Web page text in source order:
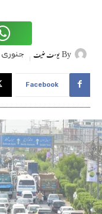
Byیوسف حنیف جنوری 15, 2020
Facebook